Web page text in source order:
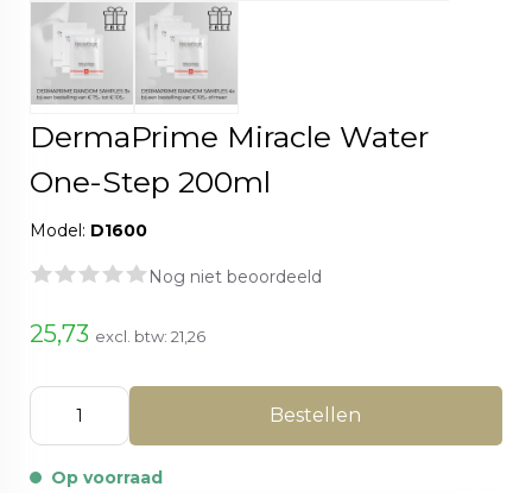
DermaPrime Miracle Water
One-Step 200ml
Model: D1600
Nog niet beoordeeld
25,73 excl. btw: 21,26
Bestellen
Op voorraad